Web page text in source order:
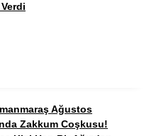
Ağustos
Zakkum Coşkusu!